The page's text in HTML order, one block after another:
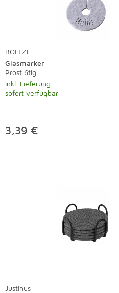
BOLTZE
Glasmarker
Prost 6tlg.
inkl. Lieferung
sofort verfügbar
3,39 €
Justinus